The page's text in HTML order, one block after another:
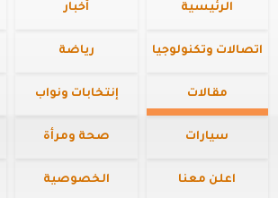
الرئيسية أخبار
اتصالات وتكنولوجيا رياضة
مقالات إنتخابات ونواب
سيارات صحة ومرأة
اعلن معنا الخصوصية